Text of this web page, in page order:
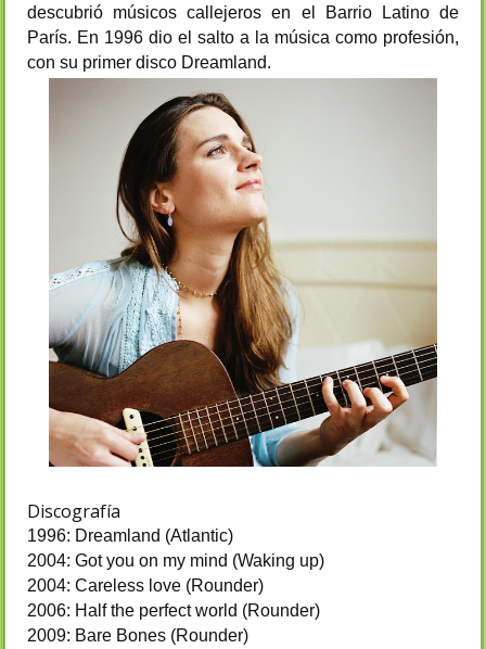
descubrió músicos callejeros en el Barrio Latino de
París. En 1996 dio el salto a la música como profesión,
con su primer disco Dreamland.
Discografía
1996: Dreamland (Atlantic)
2004: Got you on my mind (Waking up)
2004: Careless love (Rounder)
2006: Half the perfect world (Rounder)
2009: Bare Bones (Rounder)